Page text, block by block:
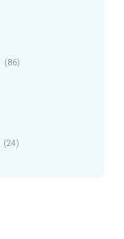
(86)
(24)